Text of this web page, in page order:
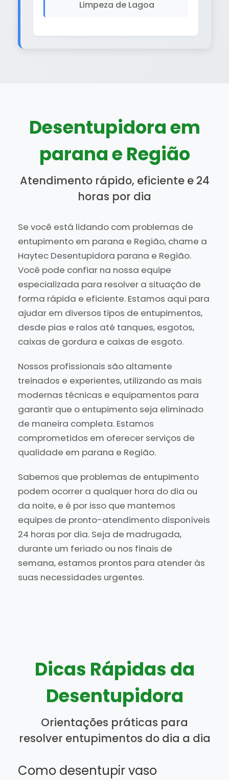
Limpeza de Lagoa
Desentupidora em
parana e Região
Atendimento rápido, eficiente e 24
horas por dia
Se você está lidando com problemas de
entupimento em parana e Região, chame a
Haytec Desentupidora parana e Região.
Você pode confiar na nossa equipe
especializada para resolver a situação de
forma rápida e eficiente. Estamos aqui para
ajudar em diversos tipos de entupimentos,
desde pias e ralos até tanques, esgotos,
caixas de gordura e caixas de esgoto.
Nossos profissionais são altamente
treinados e experientes, utilizando as mais
modernas técnicas e equipamentos para
garantir que o entupimento seja eliminado
de maneira completa. Estamos
comprometidos em oferecer serviços de
qualidade em parana e Região.
Sabemos que problemas de entupimento
podem ocorrer a qualquer hora do dia ou
da noite, e é por isso que mantemos
equipes de pronto-atendimento disponíveis
24 horas por dia. Seja de madrugada,
durante um feriado ou nos finais de
semana, estamos prontos para atender às
suas necessidades urgentes.
Dicas Rápidas da
Desentupidora
Orientações práticas para
resolver entupimentos do dia a dia
Como desentupir vaso